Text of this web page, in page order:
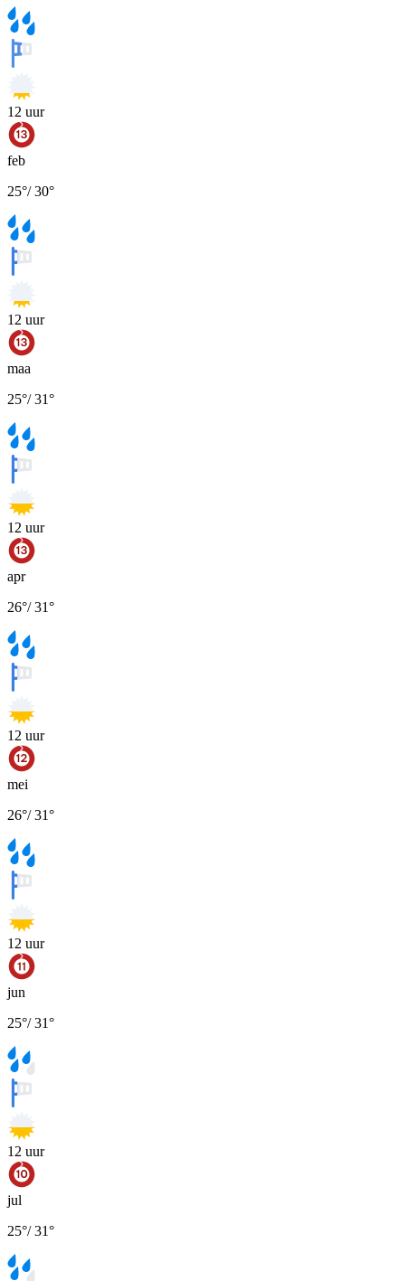
12 uur
feb
25°/30°
12 uur
maa
25°/31°
12 uur
apr
26°/31°
12 uur
mei
26°/31°
12 uur
jun
25°/31°
12 uur
jul
25°/31°